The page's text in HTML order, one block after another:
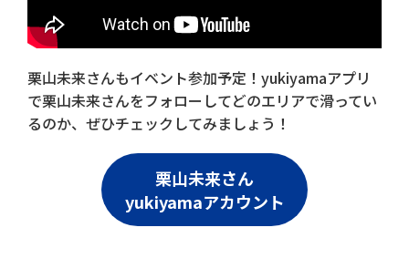
栗山未来さんもイベント参加予定！yukiyamaアプリ
で栗山未来さんをフォローしてどのエリアで滑ってい
るのか、ぜひチェックしてみましょう！
栗山未来さん
yukiyamaアカウント